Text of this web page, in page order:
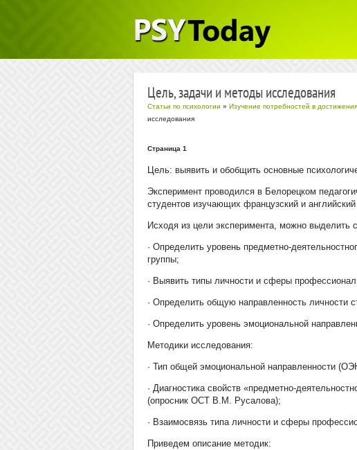
Цель, задачи и методы исследования
Статьи по психологии » Изучение потребностей в
исследования
Страница 1
Цель: выявить и обобщить основные
Эксперимент проводился в Белорецком
студентов изучающих французский и
Исходя из цели эксперимента, можно выделить
· Определить уровень предметно-
группы;
· Выявить типы личности и сферы
· Определить общую направленность личности
· Определить уровень эмоциональной
Методики исследования:
· Тип общей эмоциональной направленности
· Диагностика свойств «предметно-
(опросник ОСТ В.М. Русалова);
· Взаимосвязь типа личности и сферы
Приведем описание методик: